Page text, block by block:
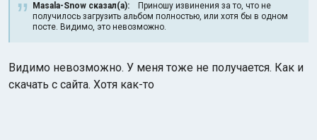
Masala-Snow сказал(а): Приношу извинения за то, что не
получилось загрузить альбом полностью, или хотя бы в одном
посте. Видимо, это невозможно.
Видимо невозможно. У меня тоже не получается. Как и
скачать с сайта. Хотя как-то